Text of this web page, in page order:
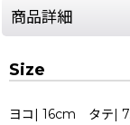
商品詳細
Size
ヨコ| 16cm タテ|